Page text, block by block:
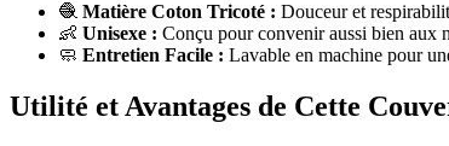
🧶 Matière Coton Tricoté : Douceur et
👶 Unisexe : Conçu pour convenir aussi bien aux
🧼 Entretien Facile : Lavable en machine pour
Utilité et Avantages de Cette